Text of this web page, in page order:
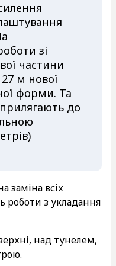
зі
частини
м нової
форми. Та
до
заміна всіх
роботи з укладання
над тунелем,